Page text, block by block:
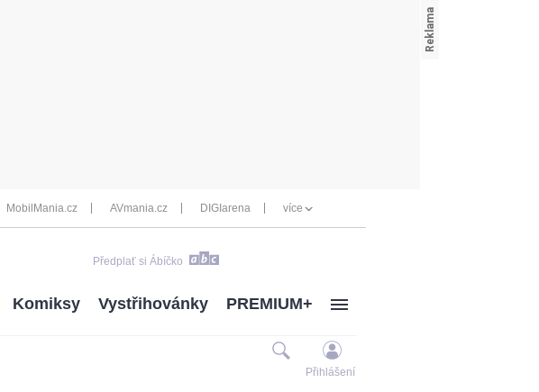
MobilMania.cz AVmania.cz DIGIarena více
Předplať si Ábíčko
Komiksy Vystřihovánky PREMIUM+
Přihlášení